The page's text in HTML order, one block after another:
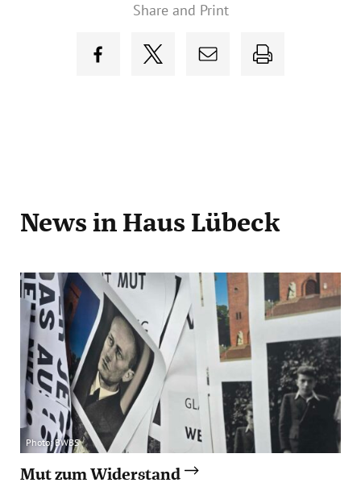
Share and Print
News in Haus Lübeck
Photo: BWBS
Mut zum Widerstand